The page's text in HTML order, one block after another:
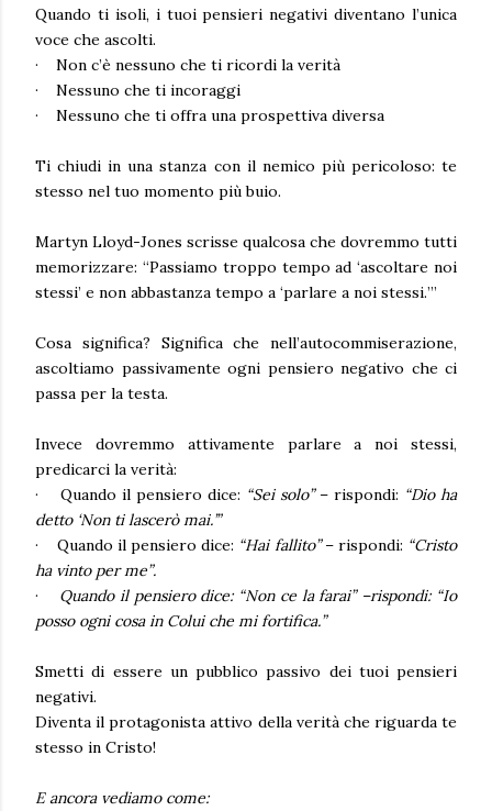
Quando ti isoli, i tuoi pensieri negativi diventano l’unica
voce che ascolti.
·
Non c’è nessuno che ti ricordi la verità
·
Nessuno che ti incoraggi
·
Nessuno che ti offra una prospettiva diversa
Ti chiudi in una stanza con il nemico più pericoloso: te
stesso nel tuo momento più buio.
Martyn Lloyd-Jones scrisse qualcosa che dovremmo tutti
memorizzare: “Passiamo troppo tempo ad ‘ascoltare noi
stessi’ e non abbastanza tempo a ‘parlare a noi stessi.’”
Cosa significa? Significa che nell’autocommiserazione,
ascoltiamo passivamente ogni pensiero negativo che ci
passa per la testa.
Invece dovremmo attivamente parlare a noi stessi,
predicarci la verità:
·
Quando il pensiero dice: “Sei solo”– rispondi: “Dio ha
detto ‘Non ti lascerò mai.’”
·
Quando il pensiero dice: “Hai fallito”– rispondi: “Cristo
ha vinto per me”.
·
Quando il pensiero dice: “Non ce la farai”–rispondi: “Io
posso ogni cosa in Colui che mi fortifica.”
Smetti di essere un pubblico passivo dei tuoi pensieri
negativi.
Diventa il protagonista attivo della verità che riguarda te
stesso in Cristo!
E ancora vediamo come: